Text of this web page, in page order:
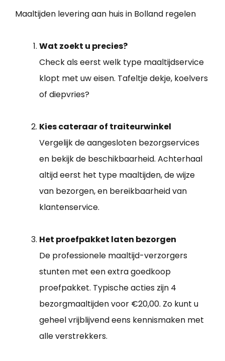
Maaltijden levering aan huis in Bolland regelen
Wat zoekt u precies?
Check als eerst welk type maaltijdservice
klopt met uw eisen. Tafeltje dekje, koelvers
of diepvries?
Kies cateraar of traiteurwinkel
Vergelijk de aangesloten bezorgservices
en bekijk de beschikbaarheid. Achterhaal
altijd eerst het type maaltijden, de wijze
van bezorgen, en bereikbaarheid van
klantenservice.
Het proefpakket laten bezorgen
De professionele maaltijd-verzorgers
stunten met een extra goedkoop
proefpakket. Typische acties zijn 4
bezorgmaaltijden voor €20,00. Zo kunt u
geheel vrijblijvend eens kennismaken met
alle verstrekkers.